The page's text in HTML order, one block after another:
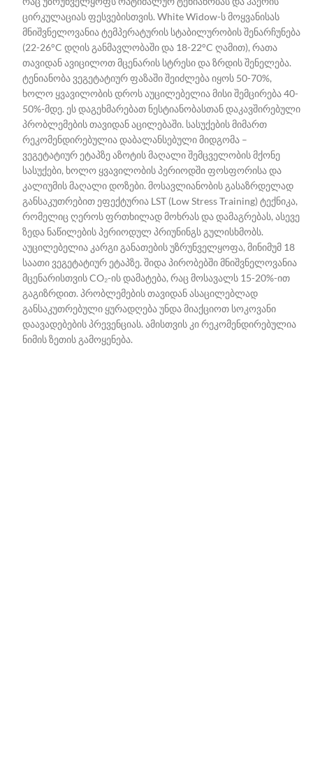
ცირკულაციას ფესვებისთვის. White Widow-ს მოყვანისას
მნიშვნელოვანია ტემპერატურის სტაბილურობის შენარჩუნება
(22-26°C დღის განმავლობაში და 18-22°C ღამით), რათა
თავიდან ავიცილოთ მცენარის სტრესი და ზრდის შენელება.
ტენიანობა ვეგეტატიურ ფაზაში შეიძლება იყოს 50-70%,
ხოლო ყვავილობის დროს აუცილებელია მისი შემცირება 40-
50%-მდე. ეს დაგეხმარებათ ნესტიანობასთან დაკავშირებული
პრობლემების თავიდან აცილებაში. სასუქების მიმართ
რეკომენდირებულია დაბალანსებული მიდგომა –
ვეგეტატიურ ეტაპზე აზოტის მაღალი შემცველობის მქონე
სასუქები, ხოლო ყვავილობის პერიოდში ფოსფორისა და
კალიუმის მაღალი დოზები. მოსავლიანობის გასაზრდელად
განსაკუთრებით ეფექტურია LST (Low Stress Training) ტექნიკა,
რომელიც ღეროს ფრთხილად მოხრას და დამაგრებას, ასევე
ზედა ნაწილების პერიოდულ პრიუნინგს გულისხმობს.
აუცილებელია კარგი განათების უზრუნველყოფა, მინიმუმ 18
საათი ვეგეტატიურ ეტაპზე. შიდა პირობებში მნიშვნელოვანია
მცენარისთვის CO₂-ის დამატება, რაც მოსავალს 15-20%-ით
გაგიზრდით. პრობლემების თავიდან ასაცილებლად
განსაკუთრებული ყურადღება უნდა მიაქციოთ სოკოვანი
დაავადებების პრევენციას. ამისთვის კი რეკომენდირებულია
ნიმის ზეთის გამოყენება.